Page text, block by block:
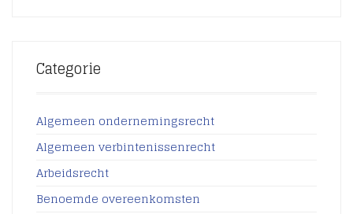
Categorie
Algemeen ondernemingsrecht
Algemeen verbintenissenrecht
Arbeidsrecht
Benoemde overeenkomsten